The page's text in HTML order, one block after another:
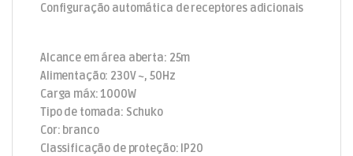
Configuração automática de receptores adicionais
Alcance em área aberta: 25m
Alimentação: 230V ~, 50Hz
Carga máx: 1000W
Tipo de tomada: Schuko
Cor: branco
Classificação de proteção: IP20